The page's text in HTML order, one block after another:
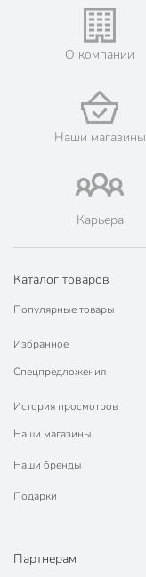
О компании
Наши магазины
Карьера
Каталог товаров
Популярные товары
Избранное
Спецпредложения
История просмотров
Наши магазины
Наши бренды
Подарки
Партнерам